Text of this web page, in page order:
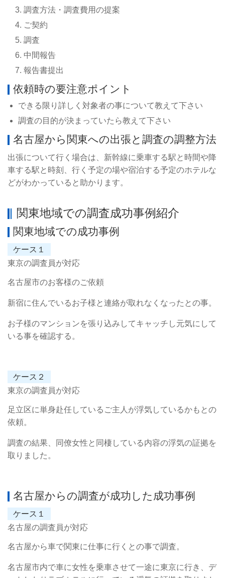
調査方法・調査費用の提案
ご契約
調査
中間報告
報告書提出
依頼時の要注意ポイント
できる限り詳しく対象者の事について教えて下さい
調査の目的が決まっていたら教えて下さい
名古屋から関東への出張と調査の調整方法
出張について行く場合は、新幹線に乗車する駅と時間や降
車する駅と時刻、行く予定の場や宿泊する予定のホテルな
どがわかっていると助かります。
関東地域での調査成功事例紹介
関東地域での成功事例
ケース１
東京の調査員が対応
名古屋市のお客様のご依頼
新宿に住んでいるお子様と連絡が取れなくなったとの事。
お子様のマンションを張り込みしてキャッチし元気にして
いる事を確認する。
ケース２
東京の調査員が対応
足立区に単身赴任しているご主人が浮気しているかもとの
依頼。
調査の結果、同僚女性と同棲している内容の浮気の証拠を
取りました。
名古屋からの調査が成功した成功事例
ケース１
名古屋の調査員が対応
名古屋から車で関東に仕事に行くとの事で調査。
名古屋市内で車に女性を乗車させて一途に東京に行き、デ